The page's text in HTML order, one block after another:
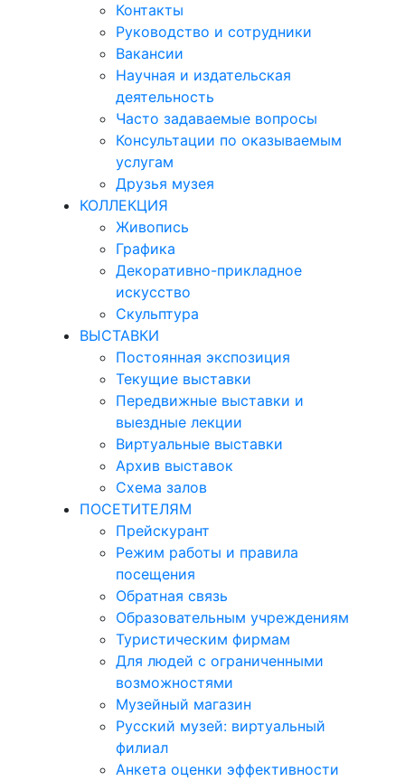
Контакты
Руководство и сотрудники
Вакансии
Научная и издательская
деятельность
Часто задаваемые вопросы
Консультации по оказываемым
услугам
Друзья музея
КОЛЛЕКЦИЯ
Живопись
Графика
Декоративно-прикладное
искусство
Скульптура
ВЫСТАВКИ
Постоянная экспозиция
Текущие выставки
Передвижные выставки и
выездные лекции
Виртуальные выставки
Архив выставок
Схема залов
ПОСЕТИТЕЛЯМ
Прейскурант
Режим работы и правила
посещения
Обратная связь
Образовательным учреждениям
Туристическим фирмам
Для людей с ограниченными
возможностями
Музейный магазин
Русский музей: виртуальный
филиал
Анкета оценки эффективности